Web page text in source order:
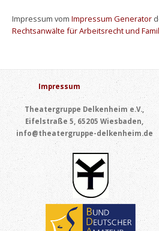
Impressum vom Impressum Generator
Rechtsanwälte für Arbeitsrecht und
Impressum
Theatergruppe Delkenheim e.V.,
Eifelstraße 5, 65205 Wiesbaden,
info@theatergruppe-delkenheim.de